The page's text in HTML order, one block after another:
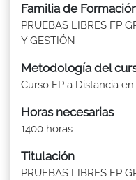
Familia de
PRUEBAS LIBRES FP
Y GESTIÓN
Metodología del
Curso FP a Distancia
Horas necesarias
1400 horas
Titulación
PRUEBAS LIBRES FP